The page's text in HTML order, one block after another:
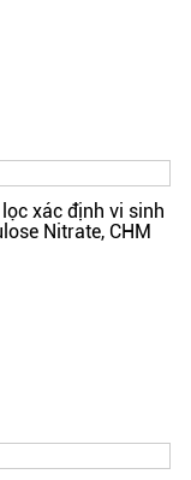
xác định vi sinh
Nitrate, CHM